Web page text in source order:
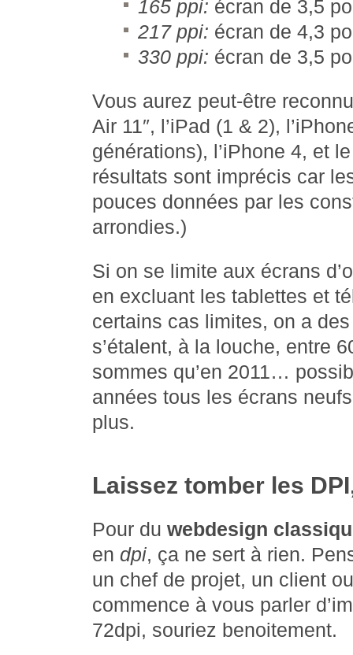
165 ppi: écran de 3,5
217 ppi: écran de 4,3
330 ppi: écran de 3,5
Vous aurez peut-être
Air 11″, l’iPad (1 & 2),
générations), l’iPhone 4, et
résultats sont imprécis car
pouces données par les
arrondies.)
Si on se limite aux écrans
en excluant les tablettes et
certains cas limites, on a
s’étalent, à la louche, entre
sommes qu’en 2011…
années tous les écrans
plus.
Laissez tomber les
Pour du webdesign
en dpi, ça ne sert à rien.
un chef de projet, un client
commence à vous parler
72dpi, souriez benoitement.